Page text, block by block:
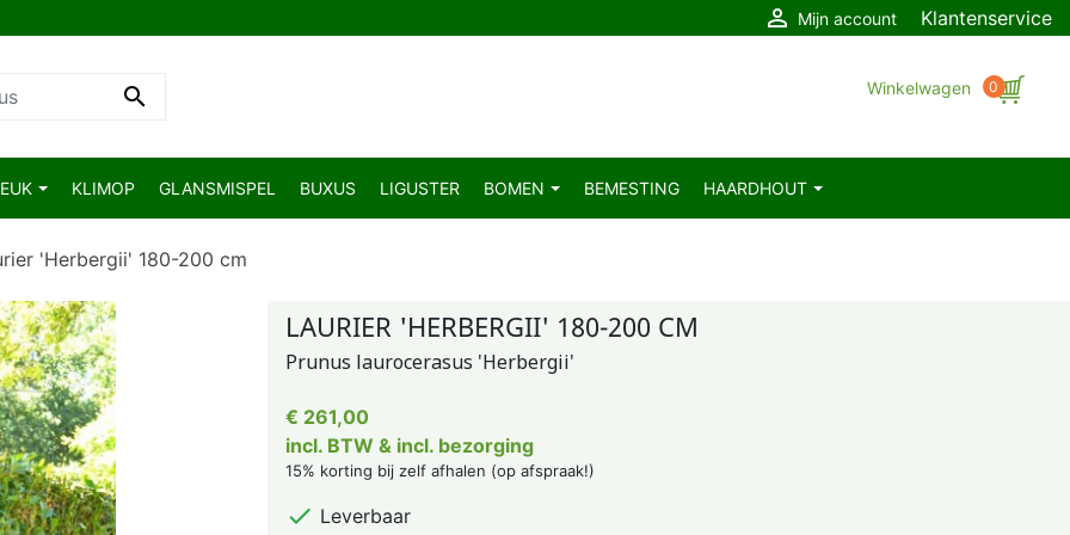
 Mijn account Klantenservice
 Winkelwagen 0
KLIMOP GLANSMISPEL BUXUS LIGUSTER BOMEN BEMESTING HAARDHOUT
'Herbergii' 180-200 cm
LAURIER 'HERBERGII' 180-200 CM
Prunus laurocerasus 'Herbergii'
€ 261,00
incl. BTW & incl. bezorging
15% korting bij zelf afhalen (op afspraak!)
 Leverbaar